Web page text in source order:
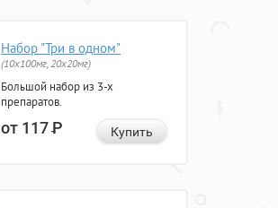
Набор "Три в одном"
(10x100мг, 20x20мг)
Большой набор из 3-х
препаратов.
от 117Р Купить